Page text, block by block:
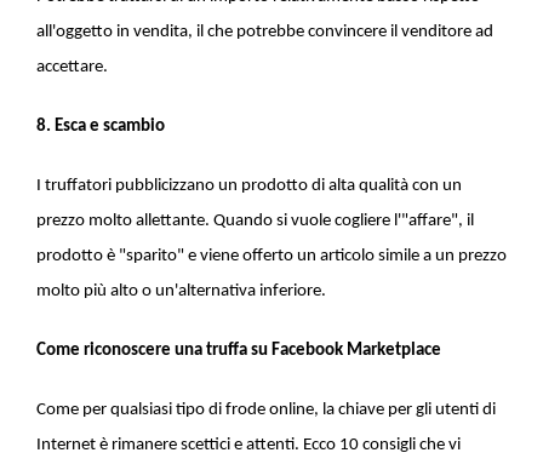
all'oggetto in vendita, il che potrebbe convincere il venditore ad
accettare.
8. Esca e scambio
I truffatori pubblicizzano un prodotto di alta qualità con un
prezzo molto allettante. Quando si vuole cogliere l'"affare", il
prodotto è "sparito" e viene offerto un articolo simile a un prezzo
molto più alto o un'alternativa inferiore.
Come riconoscere una truffa su Facebook Marketplace
Come per qualsiasi tipo di frode online, la chiave per gli utenti di
Internet è rimanere scettici e attenti. Ecco 10 consigli che vi